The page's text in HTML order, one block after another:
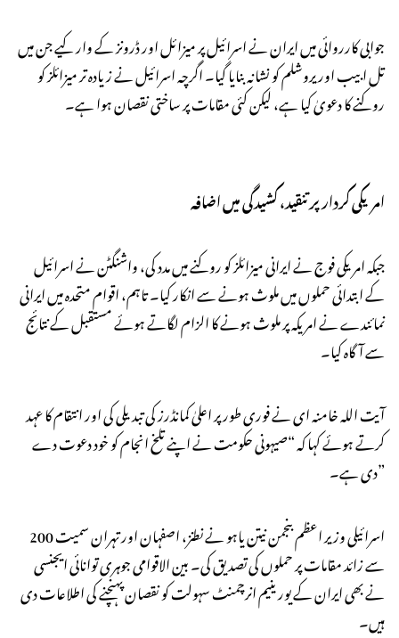
جوابی کارروائی میں ایران نے اسرائیل پر میزائل اور ڈرونز کے وار کیے جن میں
تل ابیب اور یروشلم کو نشانہ بنایا گیا۔ اگرچہ اسرائیل نے زیادہ تر میزائلز کو
روکنے کا دعویٰ کیا ہے، لیکن کئی مقامات پر ساختی نقصان ہوا ہے۔
امریکی کردار پر تنقید، کشیدگی میں اضافہ
جبکہ امریکی فوج نے ایرانی میزائلز کو روکنے میں مدد کی، واشنگٹن نے اسرائیل
کے ابتدائی حملوں میں ملوث ہونے سے انکار کیا۔ تاہم، اقوام متحدہ میں ایرانی
نمائندے نے امریکہ پر ملوث ہونے کا الزام لگاتے ہوئے مستقبل کے نتائج
سے آگاہ کیا۔
آیت اللہ خامنہ ای نے فوری طور پر اعلیٰ کمانڈرز کی تبدیلی کی اور انتقام کا عہد
کرتے ہوئے کہا کہ “صیہونی حکومت نے اپنے تلخ انجام کو خود دعوت دے
دی ہے۔”
اسرائیلی وزیر اعظم بنجمن نیتن یاہو نے نطنز، اصفہان اور تہران سمیت 200
سے زائد مقامات پر حملوں کی تصدیق کی۔ بین الاقوامی جوہری توانائی ایجنسی
نے بھی ایران کے یورینیم انرچمنٹ سہولت کو نقصان پہنچنے کی اطلاعات دی
ہیں۔